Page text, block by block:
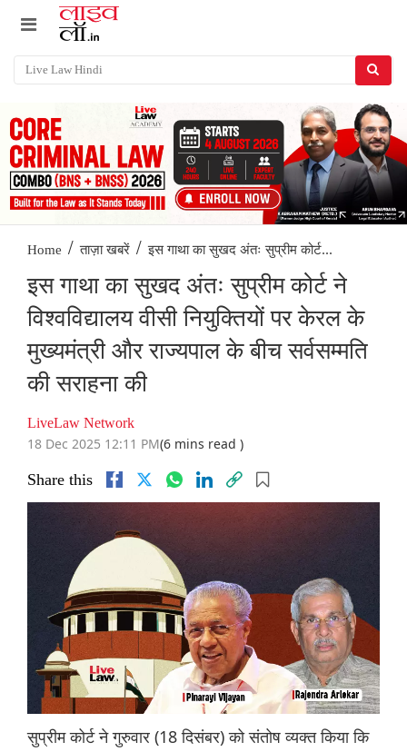
Home / ताज़ा खबरें / इस गाथा का सुखद अंतः सुप्रीम कोर्ट...
इस गाथा का सुखद अंतः सुप्रीम कोर्ट ने
विश्वविद्यालय वीसी नियुक्तियों पर केरल के
मुख्यमंत्री और राज्यपाल के बीच सर्वसम्मति
की सराहना की
LiveLaw Network
18 Dec 2025 12:11 PM(6 mins read )
Share this
सुप्रीम कोर्ट ने गुरुवार (18 दिसंबर) को संतोष व्यक्त किया कि